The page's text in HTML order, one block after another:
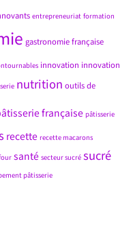
entrepreneuriat formation
gastronomie française
innovation innovation
nutrition outils de
française pâtisserie
recette recette macarons
santé secteur sucré sucré
pâtisserie